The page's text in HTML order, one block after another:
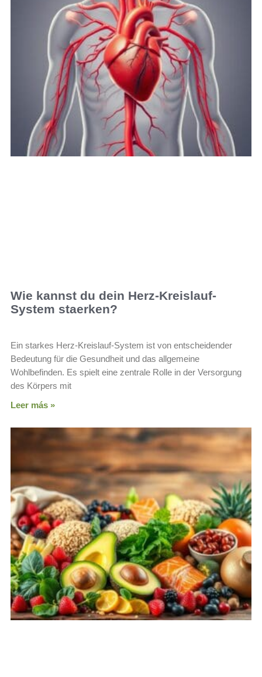
Wie kannst du dein Herz-Kreislauf-
System staerken?
Ein starkes Herz-Kreislauf-System ist von entscheidender
Bedeutung für die Gesundheit und das allgemeine
Wohlbefinden. Es spielt eine zentrale Rolle in der Versorgung
des Körpers mit
Leer más »